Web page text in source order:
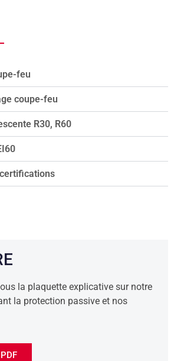
feu
coupe-feu
R30, R60
la plaquette explicative sur notre
la protection passive et nos